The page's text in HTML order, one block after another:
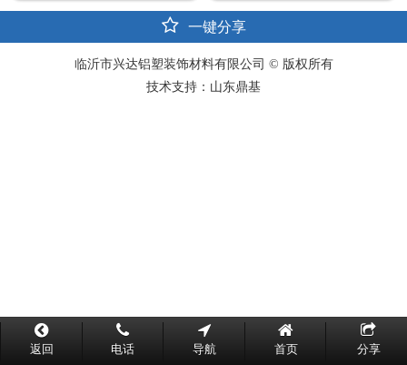
一键分享
临沂市兴达铝塑装饰材料有限公司 © 版权所有
技术支持：山东鼎基
返回 电话 导航 首页 分享